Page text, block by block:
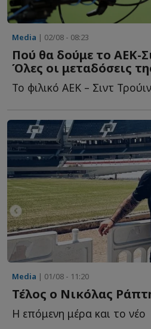
Media | 02/08 - 08:23
Πού θα δούμε το ΑΕΚ-
Όλες οι μεταδόσεις
Media | 01/08 - 11:20
Τέλος ο Νικόλας
Η επόμενη μέρα και το